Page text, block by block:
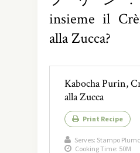
insieme il
alla Zucca?
Kabocha Purin,
alla Zucca
Print Recipe
Serves: Stampo
Cooking Time: 50M